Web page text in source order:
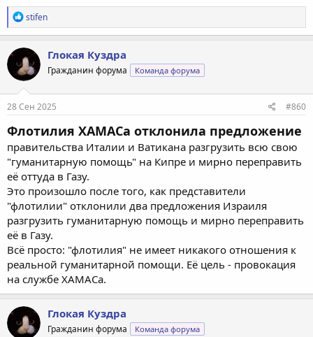
Р
е
а
к
ц
и
и
:
stifen
Глокая Куздра
Гражданин форума Команда форума
28 Сен 2025 #860
Флотилия ХАМАСа отклонила предложение
правительства Италии и Ватикана разгрузить всю свою
"гуманитарную помощь" на Кипре и мирно переправить
её оттуда в Газу.
Это произошло после того, как представители
"флотилии" отклонили два предложения Израиля
разгрузить гуманитарную помощь и мирно переправить
её в Газу.
Всё просто: "флотилия" не имеет никакого отношения к
реальной гуманитарной помощи. Её цель - провокация
на службе ХАМАСа.
Глокая Куздра
Гражданин форума Команда форума